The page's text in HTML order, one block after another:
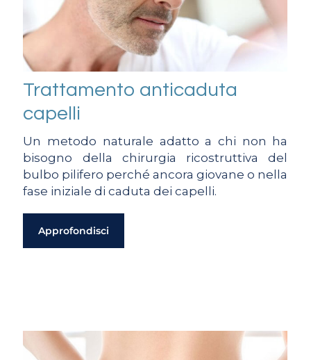
Trattamento anticaduta
capelli
Un metodo naturale adatto a chi non ha
bisogno della chirurgia ricostruttiva del
bulbo pilifero perché ancora giovane o nella
fase iniziale di caduta dei capelli.
Approfondisci